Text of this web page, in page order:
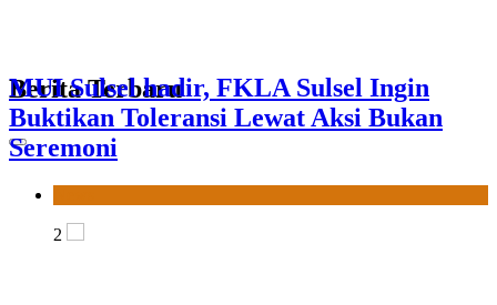
Berita Terbaru
Sinergi Hebat MUI Sulsel dan LPH
Madani Indonesia: Percepat Sertifikasi
Halal, 4 Pelaku Usaha Mikro Lulus
Sidang Fatwa